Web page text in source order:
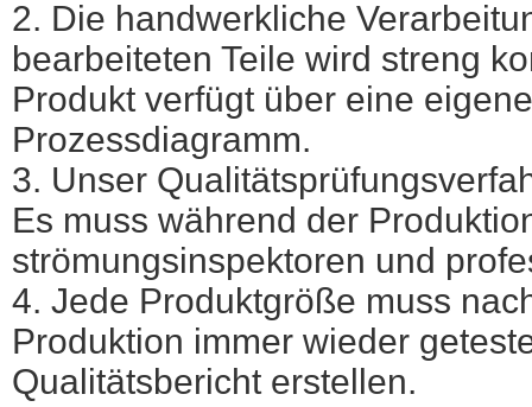
2. Die handwerkliche
bearbeiteten Teile wird streng
Produkt verfügt über eine
Prozessdiagramm.
3. Unser
Es muss während der
strömungsinspektoren und
4. Jede Produktgröße muss
Produktion immer wieder
Qualitätsbericht erstellen.